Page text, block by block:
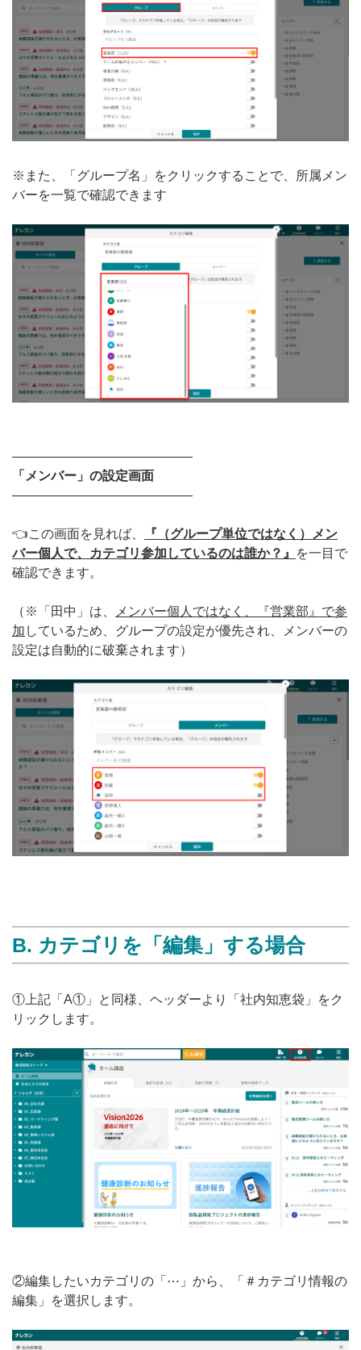
※また、「グループ名」をクリックすることで、所属メン
バーを一覧で確認できます
——————————————
「メンバー」の設定画面
——————————————
👈この画面を見れば、
『（グループ単位ではなく）メン
バー個人で、カテゴリ参加しているのは誰か？』
を一目で
確認できます。
（※「田中」は、
メンバー個人ではなく、『営業部』で参
加 しているため、グループの設定が優先され、メンバーの
設定は自動的に破棄されます）
B. カテゴリを「編集」する場合
①上記「A①」と同様、ヘッダーより「社内知恵袋」をク
リックします。
②編集したいカテゴリの「⋯」から、「＃カテゴリ情報の
編集」を選択します。